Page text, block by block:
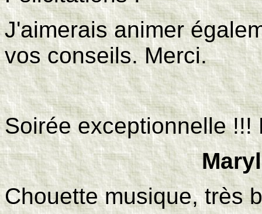
J'aimerais animer
vos conseils. Merci.
Soirée exceptionnelle
Chouette musique, très